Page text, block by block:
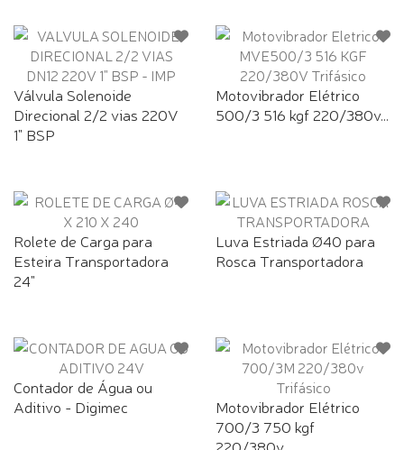
Válvula Solenoide
Direcional 2/2 vias 220V
1" BSP
Motovibrador Elétrico
500/3 516 kgf 220/380v...
Rolete de Carga para
Esteira Transportadora
24"
Luva Estriada Ø40 para
Rosca Transportadora
Contador de Água ou
Aditivo - Digimec
Motovibrador Elétrico
700/3 750 kgf